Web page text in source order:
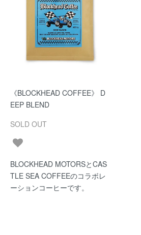
《BLOCKHEAD COFFEE》 D
EEP BLEND
SOLD OUT
BLOCKHEAD MOTORSとCAS
TLE SEA COFFEEのコラボレ
ーションコーヒーです。